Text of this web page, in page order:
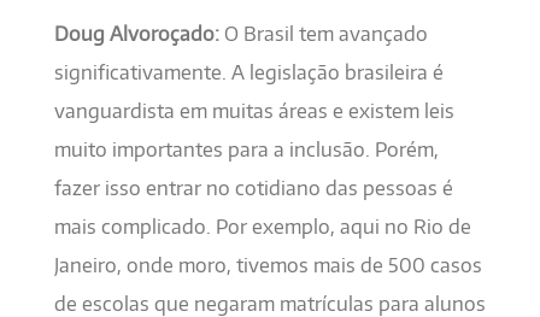
Doug Alvoroçado: O Brasil tem avançado
significativamente. A legislação brasileira é
vanguardista em muitas áreas e existem leis
muito importantes para a inclusão. Porém,
fazer isso entrar no cotidiano das pessoas é
mais complicado. Por exemplo, aqui no Rio de
Janeiro, onde moro, tivemos mais de 500 casos
de escolas que negaram matrículas para alunos